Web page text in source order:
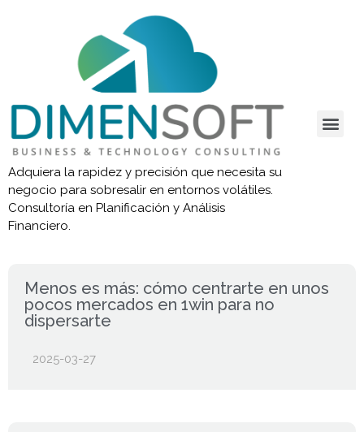
Adquiera la rapidez y precisión que necesita su
negocio para sobresalir en entornos volátiles.
Consultoría en Planificación y Análisis
Financiero.
Menos es más: cómo centrarte en unos
pocos mercados en 1win para no
dispersarte
2025-03-27